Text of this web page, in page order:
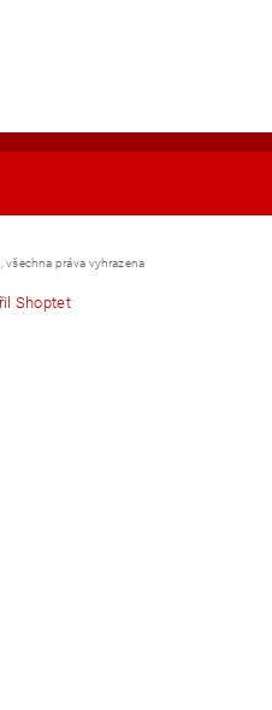
všechna práva vyhrazena
Shoptet